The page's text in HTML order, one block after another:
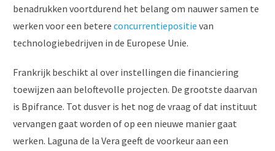
benadrukken voortdurend het belang om nauwer samen te
werken voor een betere concurrentiepositie van
technologiebedrijven in de Europese Unie.
Frankrijk beschikt al over instellingen die financiering
toewijzen aan beloftevolle projecten. De grootste daarvan
is Bpifrance. Tot dusver is het nog de vraag of dat instituut
vervangen gaat worden of op een nieuwe manier gaat
werken. Laguna de la Vera geeft de voorkeur aan een